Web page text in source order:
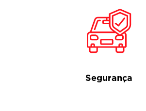
Segurança